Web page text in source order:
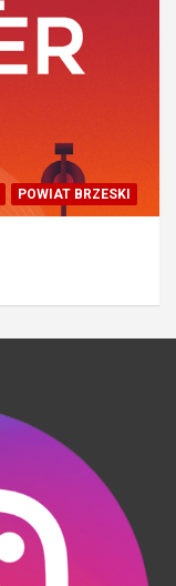
POWIAT BRZESKI